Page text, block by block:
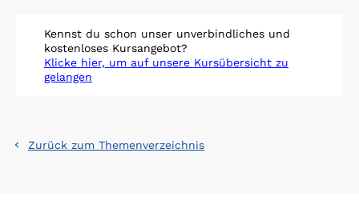
Kennst du schon unser unverbindliches und
kostenloses Kursangebot?
Klicke hier, um auf unsere Kursübersicht zu
gelangen
Zurück zum Themenverzeichnis